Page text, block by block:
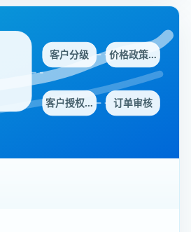
客户分级 价格政策…
客户授权… 订单审核